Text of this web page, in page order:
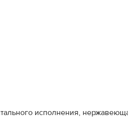
исполнения,